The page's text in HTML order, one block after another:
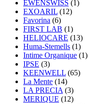
EWENSWISS (1)
EXOARIL (12)
Favorina (6)
FIRST LAB (1)
HELIOCARE (13)
Huma-Stemells (1)
Intime Organique (1)
IPSE (3)
KEENWELL (65)
La Mente (14)
LA PRECIA (3)
MERIQUE (12)